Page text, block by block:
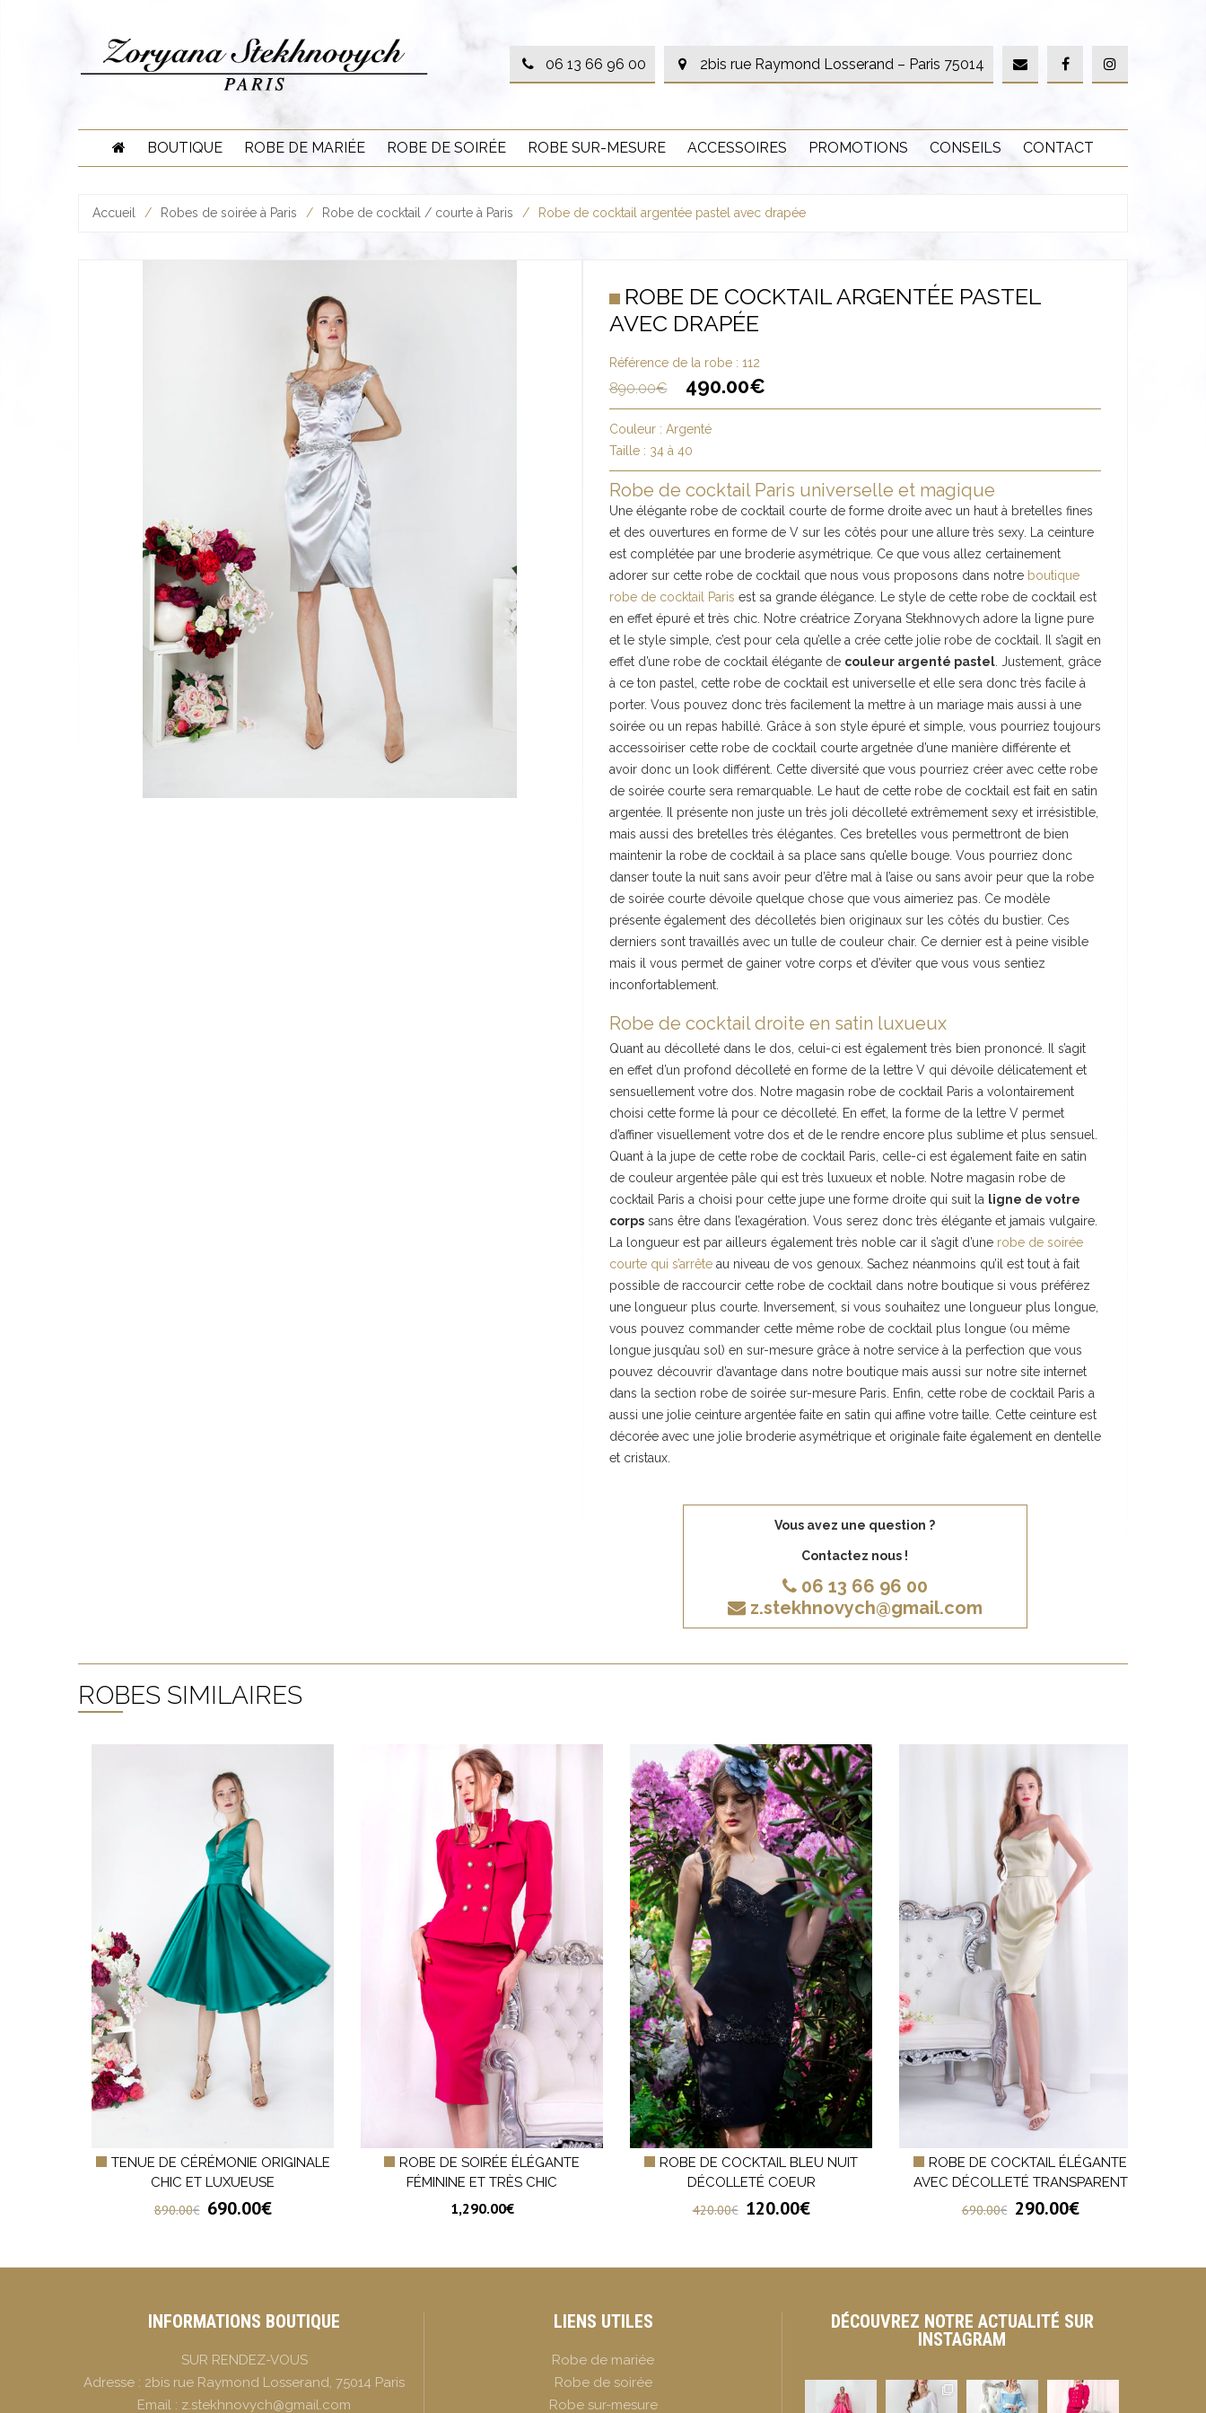
06 13 66 96 00 2bis rue Raymond Losserand – Paris 75014
BOUTIQUE ROBE DE MARIÉE ROBE DE SOIRÉE ROBE SUR-MESURE ACCESSOIRES PROMOTIONS CONSEILS CONTACT
Accueil / Robes de soirée à Paris / Robe de cocktail / courte à Paris / Robe de cocktail argentée pastel avec drapée
ROBE DE COCKTAIL ARGENTÉE PASTEL
AVEC DRAPÉE
Référence de la robe : 112
890.00€ 490.00€
Couleur : Argenté
Taille : 34 à 40
Robe de cocktail Paris universelle et magique
Une élégante robe de cocktail courte de forme droite avec un haut à bretelles fines
et des ouvertures en forme de V sur les côtés pour une allure très sexy. La ceinture
est complétée par une broderie asymétrique. Ce que vous allez certainement
adorer sur cette robe de cocktail que nous vous proposons dans notre boutique
robe de cocktail Paris est sa grande élégance. Le style de cette robe de cocktail est
en effet épuré et très chic. Notre créatrice Zoryana Stekhnovych adore la ligne pure
et le style simple, c’est pour cela qu’elle a crée cette jolie robe de cocktail. Il s’agit en
effet d’une robe de cocktail élégante de couleur argenté pastel. Justement, grâce
à ce ton pastel, cette robe de cocktail est universelle et elle sera donc très facile à
porter. Vous pouvez donc très facilement la mettre à un mariage mais aussi à une
soirée ou un repas habillé. Grâce à son style épuré et simple, vous pourriez toujours
accessoiriser cette robe de cocktail courte argetnée d’une manière différente et
avoir donc un look différent. Cette diversité que vous pourriez créer avec cette robe
de soirée courte sera remarquable. Le haut de cette robe de cocktail est fait en satin
argentée. Il présente non juste un très joli décolleté extrêmement sexy et irrésistible,
mais aussi des bretelles très élégantes. Ces bretelles vous permettront de bien
maintenir la robe de cocktail à sa place sans qu’elle bouge. Vous pourriez donc
danser toute la nuit sans avoir peur d’être mal à l’aise ou sans avoir peur que la robe
de soirée courte dévoile quelque chose que vous aimeriez pas. Ce modèle
présente également des décolletés bien originaux sur les côtés du bustier. Ces
derniers sont travaillés avec un tulle de couleur chair. Ce dernier est à peine visible
mais il vous permet de gainer votre corps et d’éviter que vous vous sentiez
inconfortablement.
Robe de cocktail droite en satin luxueux
Quant au décolleté dans le dos, celui-ci est également très bien prononcé. Il s’agit
en effet d’un profond décolleté en forme de la lettre V qui dévoile délicatement et
sensuellement votre dos. Notre magasin robe de cocktail Paris a volontairement
choisi cette forme là pour ce décolleté. En effet, la forme de la lettre V permet
d’affiner visuellement votre dos et de le rendre encore plus sublime et plus sensuel.
Quant à la jupe de cette robe de cocktail Paris, celle-ci est également faite en satin
de couleur argentée pâle qui est très luxueux et noble. Notre magasin robe de
cocktail Paris a choisi pour cette jupe une forme droite qui suit la ligne de votre
corpssans être dans l’exagération. Vous serez donc très élégante et jamais vulgaire.
La longueur est par ailleurs également très noble car il s’agit d’une robe de soirée
courte qui s’arrêteau niveau de vos genoux. Sachez néanmoins qu’il est tout à fait
possible de raccourcir cette robe de cocktail dans notre boutique si vous préférez
une longueur plus courte. Inversement, si vous souhaitez une longueur plus longue,
vous pouvez commander cette même robe de cocktail plus longue (ou même
longue jusqu’au sol) en sur-mesure grâce à notre service à la perfection que vous
pouvez découvrir d’avantage dans notre boutique mais aussi sur notre site internet
dans la section robe de soirée sur-mesure Paris. Enfin, cette robe de cocktail Paris a
aussi une jolie ceinture argentée faite en satin qui affine votre taille. Cette ceinture est
décorée avec une jolie broderie asymétrique et originale faite également en dentelle
et cristaux.
Vous avez une question ?
Contactez nous !
06 13 66 96 00
z.stekhnovych@gmail.com
ROBES SIMILAIRES
TENUE DE CÉRÉMONIE ORIGINALE
CHIC ET LUXUEUSE
890.00€ 690.00€
ROBE DE SOIRÉE ÉLÉGANTE
FÉMININE ET TRÈS CHIC
1,290.00€
ROBE DE COCKTAIL BLEU NUIT
DÉCOLLETÉ COEUR
420.00€ 120.00€
ROBE DE COCKTAIL ÉLÉGANTE
AVEC DÉCOLLETÉ TRANSPARENT
690.00€ 290.00€
INFORMATIONS BOUTIQUE
SUR RENDEZ-VOUS
Adresse : 2bis rue Raymond Losserand, 75014 Paris
Email : z.stekhnovych@gmail.com
LIENS UTILES
Robe de mariée
Robe de soirée
Robe sur-mesure
DÉCOUVREZ NOTRE ACTUALITÉ SUR
INSTAGRAM